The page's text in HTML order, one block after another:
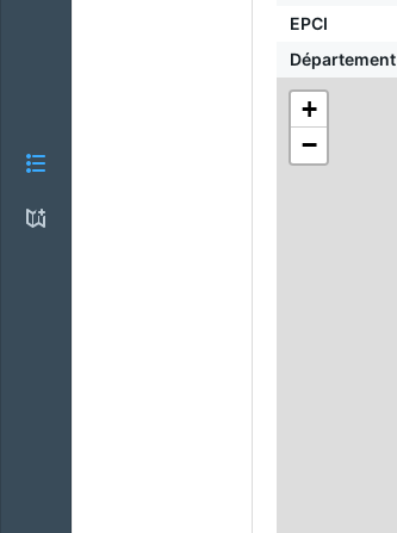
EPCI
Département
+
−